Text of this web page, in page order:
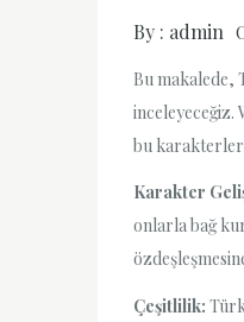
By : admin
Bu makalede,
inceleyeceğiz.
bu
Karakter
onlarla bağ
Çeşitlilik: